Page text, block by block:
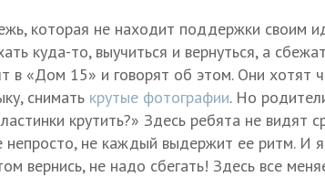
которая не находит поддержки своим
куда-то, выучиться и вернуться, а
в «Дом 15» и говорят об этом. Они хотят
снимать крутые фотографии. Но
крутить?» Здесь ребята не видят
не каждый выдержит ее ритм. И
вернись, не надо сбегать! Здесь все